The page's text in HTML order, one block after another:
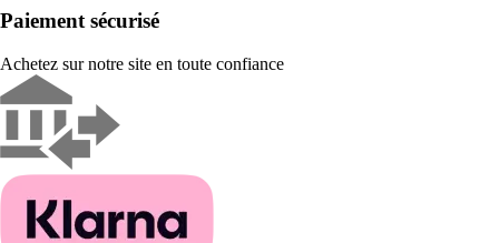
Paiement sécurisé
Achetez sur notre site en toute confiance